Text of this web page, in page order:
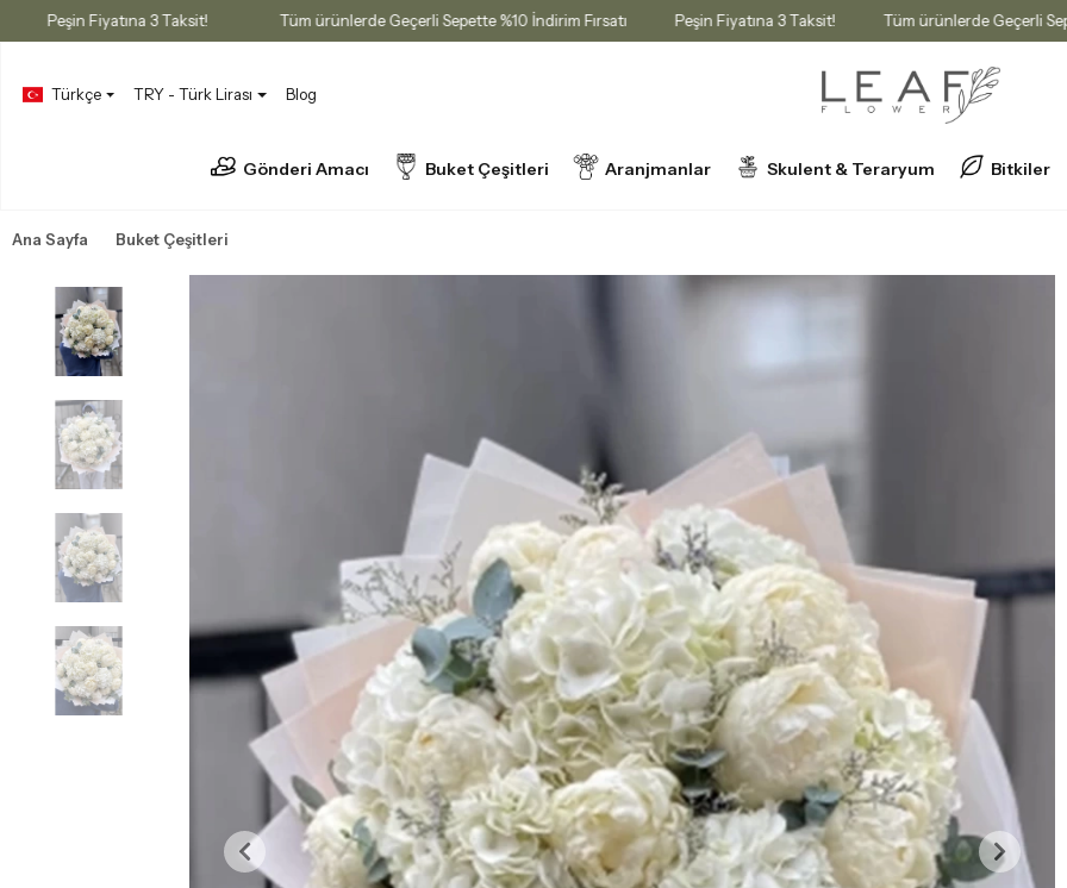
Peşin Fiyatına 3 Taksit! Tüm ürünlerde Geçerli Sepette %10 İndirim Fırsatı Peşin Fiyatına 3 Taksit! Tüm ürünlerde
Türkçe TRY - Türk Lirası Blog
Gönderi Amacı Buket Çeşitleri Aranjmanlar Skulent & Teraryum Bitkiler
Ana Sayfa Buket Çeşitleri